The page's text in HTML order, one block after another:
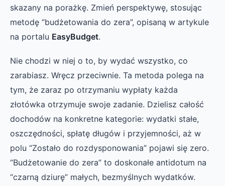
skazany na porażkę. Zmień perspektywę, stosując
metodę “budżetowania do zera”, opisaną w artykule
na portalu EasyBudget.
Nie chodzi w niej o to, by wydać wszystko, co
zarabiasz. Wręcz przeciwnie. Ta metoda polega na
tym, że zaraz po otrzymaniu wypłaty każda
złotówka otrzymuje swoje zadanie. Dzielisz całość
dochodów na konkretne kategorie: wydatki stałe,
oszczędności, spłatę długów i przyjemności, aż w
polu “Zostało do rozdysponowania” pojawi się zero.
“Budżetowanie do zera” to doskonałe antidotum na
“czarną dziurę” małych, bezmyślnych wydatków.